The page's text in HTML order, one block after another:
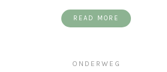
READ MORE
ONDERWEG